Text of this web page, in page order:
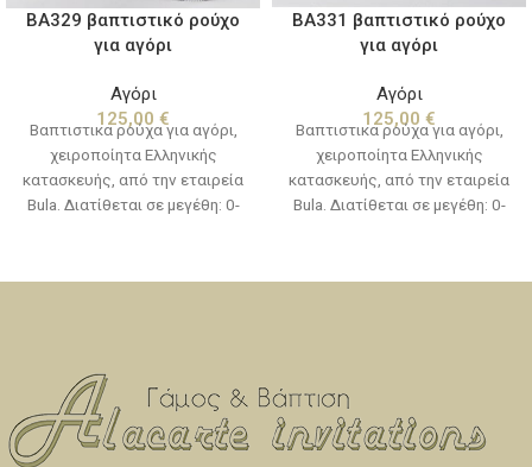
BA329 βαπτιστικό ρούχο
για αγόρι
Αγόρι
125,00 €
Βαπτιστικα ρούχα για αγόρι,
χειροποίητα Ελληνικής
κατασκευής, από την εταιρεία
Bula. Διατίθεται σε μεγέθη: 0-
συμπεριλαμβάνονται τα
BA331 βαπτιστικό ρούχο
για αγόρι
Αγόρι
125,00 €
Βαπτιστικα ρούχα για αγόρι,
χειροποίητα Ελληνικής
κατασκευής, από την εταιρεία
Bula. Διατίθεται σε μεγέθη: 0-
συμπεριλαμβάνονται τα